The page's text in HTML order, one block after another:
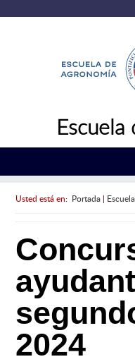
Usted está en: Portada|
2024